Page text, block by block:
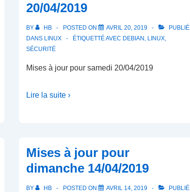
20/04/2019
BY HB POSTED ON AVRIL 20, 2019
PUBLIÉ
DANS LINUX ÉTIQUETTÉ AVEC DEBIAN , LINUX,
SÉCURITÉ
Mises à jour pour samedi 20/04/2019
Lire la suite ›
Mises à jour pour
dimanche 14/04/2019
BY HB POSTED ON AVRIL 14, 2019
PUBLIÉ